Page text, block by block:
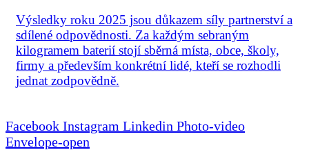
Výsledky roku 2025 jsou důkazem síly partnerství a
sdílené odpovědnosti. Za každým sebraným
kilogramem baterií stojí sběrná místa, obce, školy,
firmy a především konkrétní lidé, kteří se rozhodli
jednat zodpovědně.
Facebook Instagram Linkedin Photo-video
Envelope-open